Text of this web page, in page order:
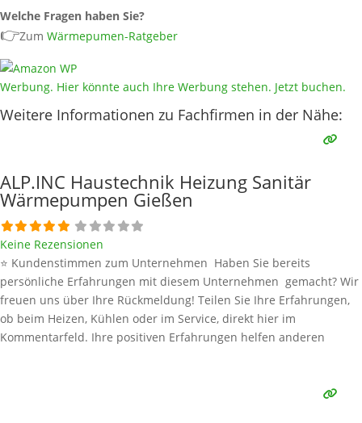
Welche Fragen haben Sie?
👉Zum Wärmepumen-Ratgeber
Werbung. Hier könnte auch Ihre Werbung stehen. Jetzt buchen.
Weitere Informationen zu Fachfirmen in der Nähe:
ALP.INC Haustechnik Heizung Sanitär
Wärmepumpen Gießen
Keine Rezensionen
⭐ Kundenstimmen zum Unternehmen Haben Sie bereits
persönliche Erfahrungen mit diesem Unternehmen gemacht? Wir
freuen uns über Ihre Rückmeldung! Teilen Sie Ihre Erfahrungen,
ob beim Heizen, Kühlen oder im Service, direkt hier im
Kommentarfeld. Ihre positiven Erfahrungen helfen anderen